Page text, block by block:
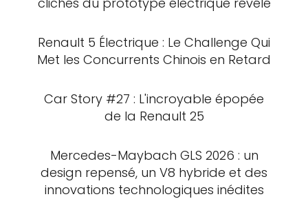
Renault 5 Électrique : Le Challenge Qui
Met les Concurrents Chinois en Retard
Car Story #27 : L'incroyable épopée
de la Renault 25
Mercedes-Maybach GLS 2026 : un
design repensé, un V8 hybride et des
innovations technologiques inédites